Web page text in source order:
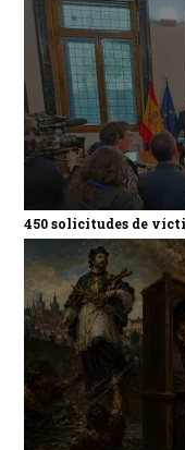
450 solicitudes de